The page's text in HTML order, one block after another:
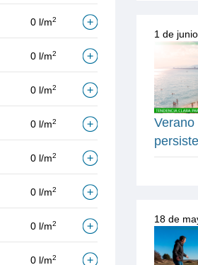
0 l/m2
0 l/m2
0 l/m2
0 l/m2
0 l/m2
0 l/m2
0 l/m2
0 l/m2
1 de
18 de